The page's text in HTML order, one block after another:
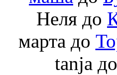
Неля до
марта до
tanja